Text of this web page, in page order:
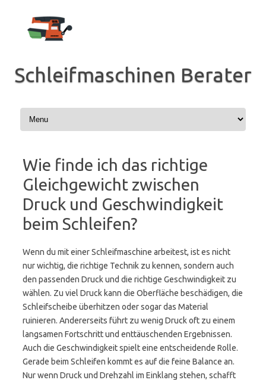
springen
Schleifmaschinen Berater
Wie finde ich das richtige
Gleichgewicht zwischen
Druck und Geschwindigkeit
beim Schleifen?
Wenn du mit einer Schleifmaschine arbeitest, ist es nicht
nur wichtig, die richtige Technik zu kennen, sondern auch
den passenden Druck und die richtige Geschwindigkeit zu
wählen. Zu viel Druck kann die Oberfläche beschädigen, die
Schleifscheibe überhitzen oder sogar das Material
ruinieren. Andererseits führt zu wenig Druck oft zu einem
langsamen Fortschritt und enttäuschenden Ergebnissen.
Auch die Geschwindigkeit spielt eine entscheidende Rolle.
Gerade beim Schleifen kommt es auf die feine Balance an.
Nur wenn Druck und Drehzahl im Einklang stehen, schafft